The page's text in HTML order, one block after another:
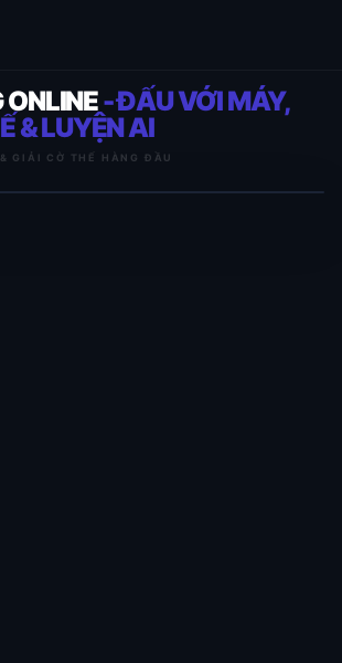
- ĐẤU VỚI MÁY,
& LUYỆN AI
GIẢI CỜ THẾ HÀNG ĐẦU